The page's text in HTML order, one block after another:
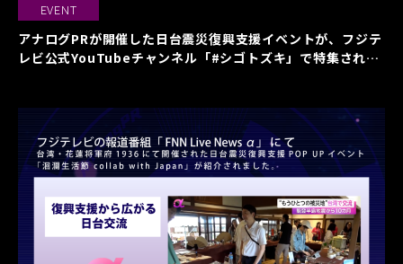
EVENT
アナログPRが開催した日台震災復興支援イベントが、フジテ
レビ公式YouTubeチャンネル「#シゴトズキ」で特集されま